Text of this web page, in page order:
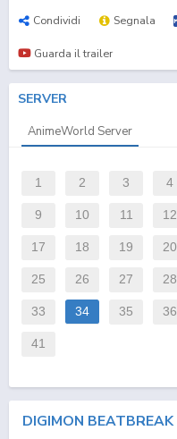
Condividi Segnala
Guarda il trailer
SERVER
AnimeWorld Server
1 2 3 4
9 10 11 12
17 18 19 20
25 26 27 28
33 34 35 36
41
DIGIMON BEATBREAK